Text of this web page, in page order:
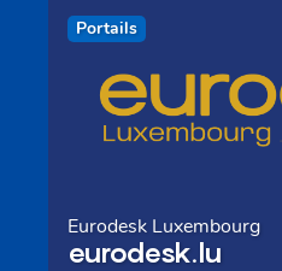
Portails
Eurodesk Luxembourg
eurodesk.lu